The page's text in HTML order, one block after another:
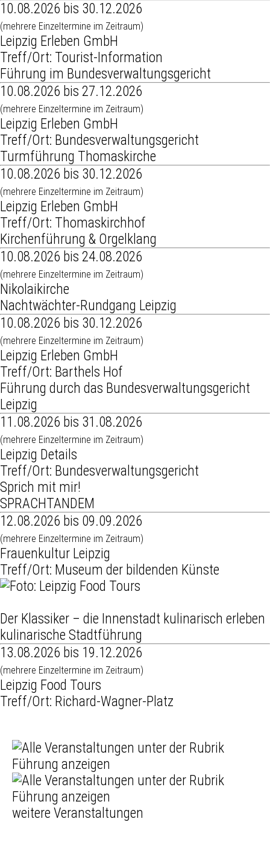
10.08.2026 bis 30.12.2026
(mehrere Einzeltermine im Zeitraum)
Leipzig Erleben GmbH
Treff/Ort: Tourist-Information
Führung im Bundesverwaltungsgericht
10.08.2026 bis 27.12.2026
(mehrere Einzeltermine im Zeitraum)
Leipzig Erleben GmbH
Treff/Ort: Bundesverwaltungsgericht
Turmführung Thomaskirche
10.08.2026 bis 30.12.2026
(mehrere Einzeltermine im Zeitraum)
Leipzig Erleben GmbH
Treff/Ort: Thomaskirchhof
Kirchenführung & Orgelklang
10.08.2026 bis 24.08.2026
(mehrere Einzeltermine im Zeitraum)
Nikolaikirche
Nachtwächter-Rundgang Leipzig
10.08.2026 bis 30.12.2026
(mehrere Einzeltermine im Zeitraum)
Leipzig Erleben GmbH
Treff/Ort: Barthels Hof
Führung durch das Bundesverwaltungsgericht
Leipzig
11.08.2026 bis 31.08.2026
(mehrere Einzeltermine im Zeitraum)
Leipzig Details
Treff/Ort: Bundesverwaltungsgericht
Sprich mit mir!
SPRACHTANDEM
12.08.2026 bis 09.09.2026
(mehrere Einzeltermine im Zeitraum)
Frauenkultur Leipzig
Treff/Ort: Museum der bildenden Künste
Der Klassiker – die Innenstadt kulinarisch erleben
kulinarische Stadtführung
13.08.2026 bis 19.12.2026
(mehrere Einzeltermine im Zeitraum)
Leipzig Food Tours
Treff/Ort: Richard-Wagner-Platz
weitere Veranstaltungen